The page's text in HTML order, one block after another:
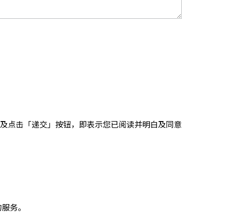
点击「递交」按钮，即表示您已阅读并明白及同意
务。